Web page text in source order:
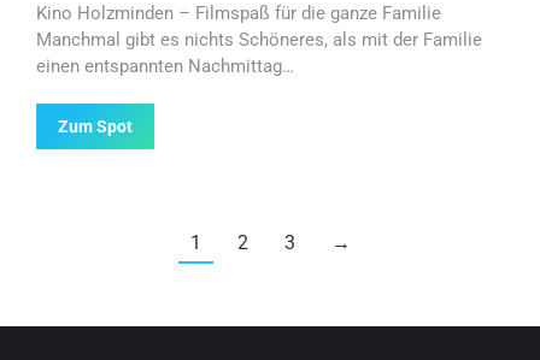
Kino Holzminden – Filmspaß für die ganze Familie
Manchmal gibt es nichts Schöneres, als mit der Familie
einen entspannten Nachmittag…
Zum Spot
1 2 3 →